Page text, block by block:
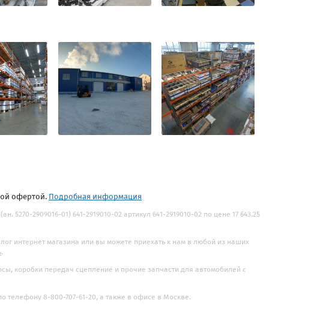
офертой. Подробная информация
2909016-01) 641-2919010-02 артикул 641-2919010-02 по цене 17 643.25
интернет магазина или вы можете приехать к нам в любой из наших
.
коробки передач сцепление и прочие запчасти для автомобилей с
8-800-707-61-20, а также в офисе в Москве.